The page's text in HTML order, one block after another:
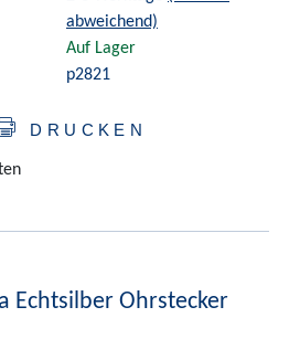
abweichend)
Auf Lager
p2821
DRUCKEN
Echtsilber Ohrstecker